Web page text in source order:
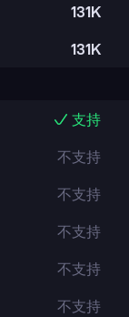
131K
131K
支持
不支持
不支持
不支持
不支持
不支持